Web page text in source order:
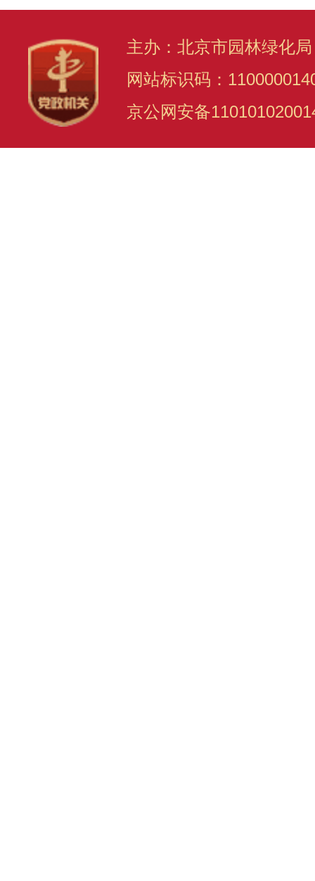
主办：北京市园林绿化
网站标识码：
京公网安备